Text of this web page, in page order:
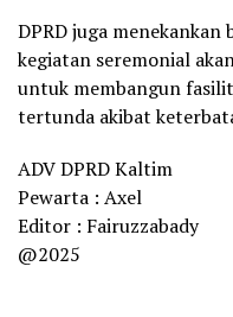
DPRD juga
kegiatan seremonial
untuk membangun
tertunda akibat
ADV DPRD Kaltim
Pewarta : Axel
Editor : Fairuzzabady
@2025